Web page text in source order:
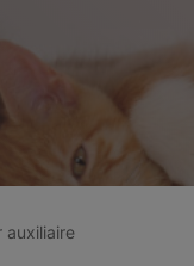
auxiliaire